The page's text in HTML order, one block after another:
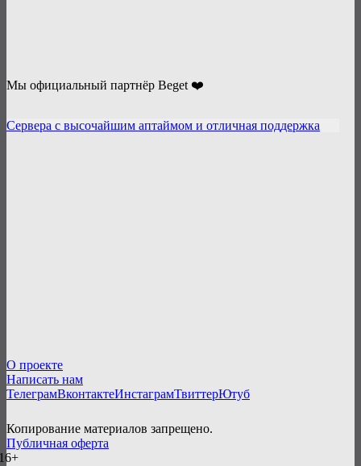
Мы официальный партнёр Beget ❤️
Сервера с высочайшим аптаймом и отличная поддержка
О проекте
Написать нам
ТелеграмВконтактеИнстаграмТвиттерЮтуб
Копирование материалов запрещено.
Публичная оферта